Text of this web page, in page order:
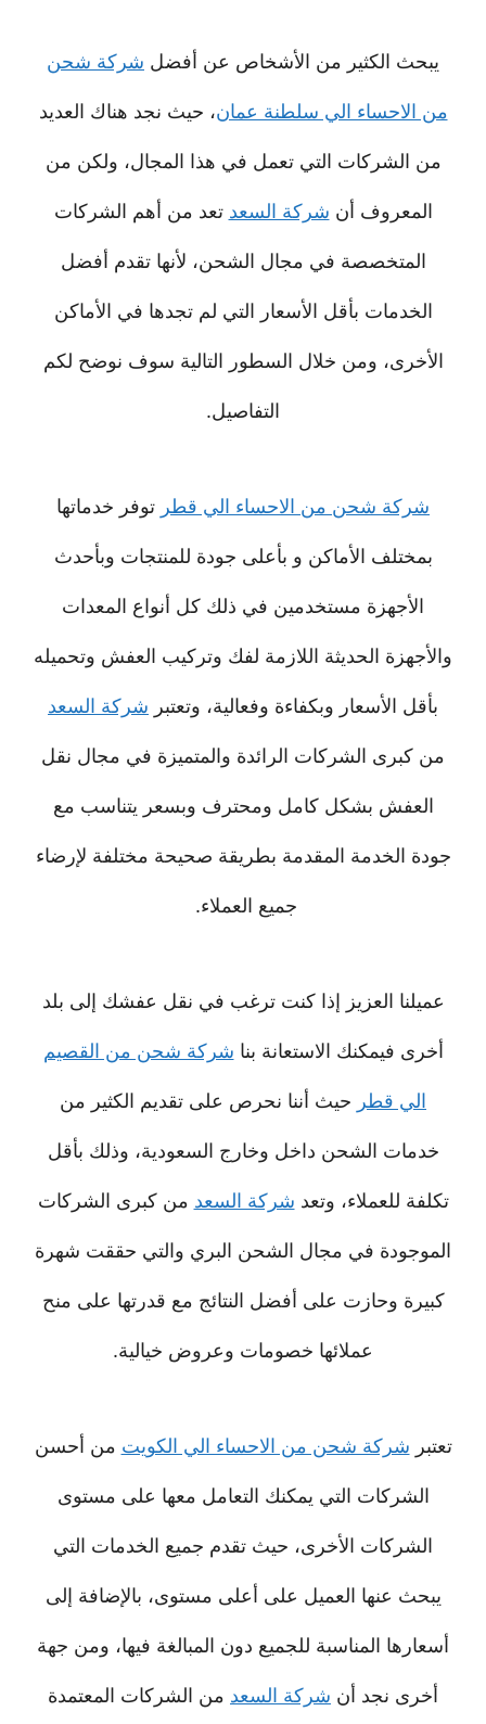
يبحث الكثير من الأشخاص عن أفضل شركة شحن
من الاحساء الي سلطنة عمان، حيث نجد هناك العديد
من الشركات التي تعمل في هذا المجال، ولكن من
المعروف أن شركة السعد تعد من أهم الشركات
المتخصصة في مجال الشحن، لأنها تقدم أفضل
الخدمات بأقل الأسعار التي لم تجدها في الأماكن
الأخرى، ومن خلال السطور التالية سوف نوضح لكم
التفاصيل.
شركة شحن من الاحساء الي قطر توفر خدماتها
بمختلف الأماكن و بأعلى جودة للمنتجات وبأحدث
الأجهزة مستخدمين في ذلك كل أنواع المعدات
والأجهزة الحديثة اللازمة لفك وتركيب العفش وتحميله
بأقل الأسعار وبكفاءة وفعالية، وتعتبر شركة السعد
من كبرى الشركات الرائدة والمتميزة في مجال نقل
العفش بشكل كامل ومحترف وبسعر يتناسب مع
جودة الخدمة المقدمة بطريقة صحيحة مختلفة لإرضاء
جميع العملاء.
عميلنا العزيز إذا كنت ترغب في نقل عفشك إلى بلد
أخرى فيمكنك الاستعانة بنا شركة شحن من القصيم
الي قطر حيث أننا نحرص على تقديم الكثير من
خدمات الشحن داخل وخارج السعودية، وذلك بأقل
تكلفة للعملاء، وتعد شركة السعد من كبرى الشركات
الموجودة في مجال الشحن البري والتي حققت شهرة
كبيرة وحازت على أفضل النتائج مع قدرتها على منح
عملائها خصومات وعروض خيالية.
تعتبر شركة شحن من الاحساء الي الكويت من أحسن
الشركات التي يمكنك التعامل معها على مستوى
الشركات الأخرى، حيث تقدم جميع الخدمات التي
يبحث عنها العميل على أعلى مستوى، بالإضافة إلى
أسعارها المناسبة للجميع دون المبالغة فيها، ومن جهة
أخرى نجد أن شركة السعد من الشركات المعتمدة